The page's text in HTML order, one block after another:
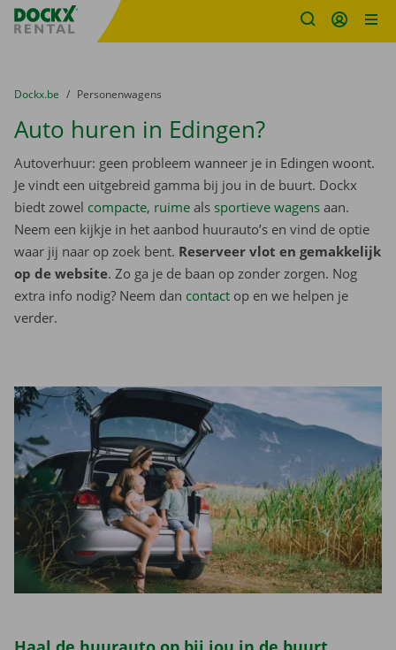
Fratello DEMO
U bevindt zich hier:
van
Dockx.be naar
Personenwagens
Auto huren in Edingen?
Autoverhuur: geen probleem wanneer je in Edingen woont.
Je vindt een uitgebreid gamma bij jou in de buurt. Dockx
biedt zowel compacte, ruime als sportieve wagens aan.
Neem een kijkje in het aanbod huurauto’s en vind de optie
waar jij naar op zoek bent. Reserveer vlot en gemakkelijk
op de website. Zo ga je de baan op zonder zorgen. Nog
extra info nodig? Neem dan contact op en we helpen je
verder.